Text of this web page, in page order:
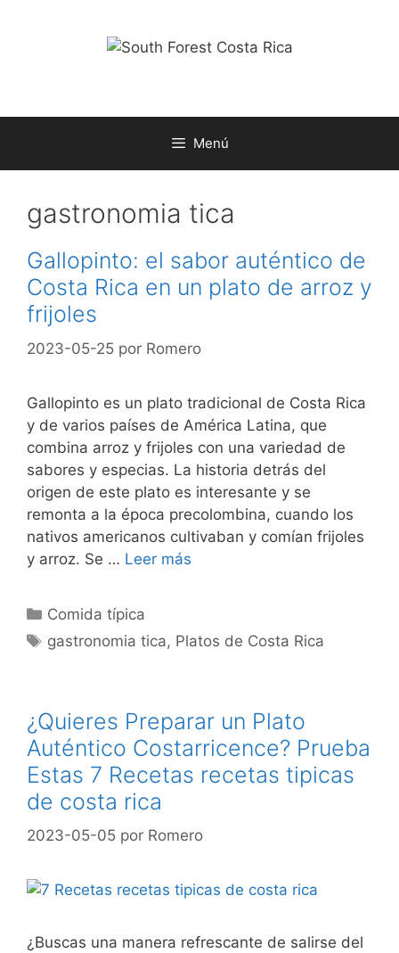
Menú
gastronomia tica
Gallopinto: el sabor auténtico de
Costa Rica en un plato de arroz y
frijoles
2023-05-25 por Romero
Gallopinto es un plato tradicional de Costa Rica
y de varios países de América Latina, que
combina arroz y frijoles con una variedad de
sabores y especias. La historia detrás del
origen de este plato es interesante y se
remonta a la época precolombina, cuando los
nativos americanos cultivaban y comían frijoles
y arroz. Se … Leer más
Categorías
Comida típica
Etiquetas
gastronomia tica, Platos de Costa Rica
¿Quieres Preparar un Plato
Auténtico Costarricence? Prueba
Estas 7 Recetas recetas tipicas
de costa rica
2023-05-05 por Romero
¿Buscas una manera refrescante de salirse del